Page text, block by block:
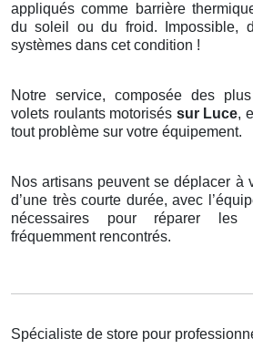
appliqués comme barrière
du soleil ou du froid. Impossible,
systèmes dans cet condition !
Notre service, composée des
volets roulants motorisés sur Luce,
tout problème sur votre équipement.
Nos artisans peuvent se déplacer à
d’une très courte durée, avec
nécessaires pour réparer
fréquemment rencontrés.
Spécialiste de store pour